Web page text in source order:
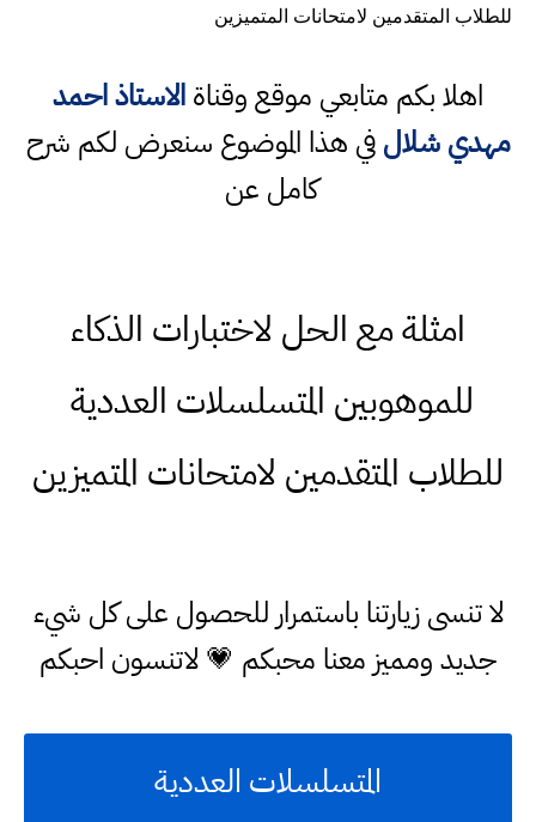
للطلاب المتقدمين لامتحانات المتميزين
اهلا بكم متابعي موقع وقناةالاستاذ احمد
مهدي شلالفي هذا الموضوع سنعرض لكم شرح
كامل عن
امثلة مع الحل لاختبارات الذكاء
للموهوبين المتسلسلات العددية
للطلاب المتقدمين لامتحانات المتميزين
لا تنسى زيارتنا باستمرار للحصول على كل شيء
جديد ومميز معنا محبكم 💗 لاتنسون احبكم
المتسلسلات العددية